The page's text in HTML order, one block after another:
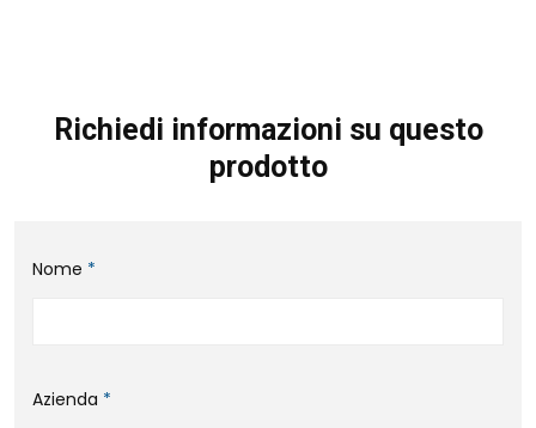
Richiedi informazioni su questo
prodotto
Nome *
Azienda *